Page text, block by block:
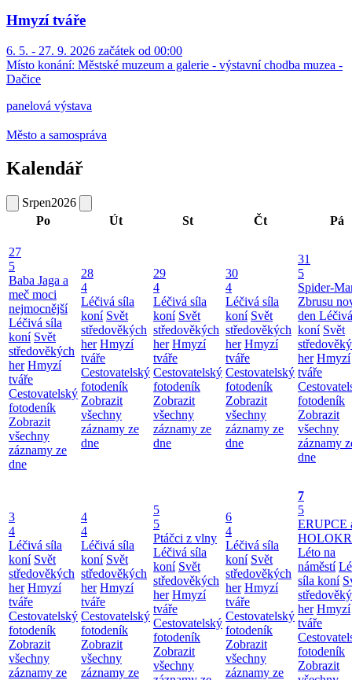
Hmyzí tváře
6. 5. - 27. 9. 2026 začátek od 00:00
Místo konání: Městské muzeum a galerie - výstavní chodba muzea -
Dačice
panelová výstava
Město a samospráva
Kalendář
Srpen2026
Po
Út St Čt Pá
27
5
Baba Jaga a
meč moci
nejmocnější
Léčivá síla
koní Svět
středověkých
her Hmyzí
tváře
Cestovatelský
fotodeník
Zobrazit
všechny
záznamy ze
dne
28
4
Léčivá síla
koní Svět
středověkých
her Hmyzí
tváře
Cestovatelský
fotodeník
Zobrazit
všechny
záznamy ze
dne
29
4
Léčivá síla
koní Svět
středověkých
her Hmyzí
tváře
Cestovatelský
fotodeník
Zobrazit
všechny
záznamy ze
dne
30
4
Léčivá síla
koní Svět
středověkých
her Hmyzí
tváře
Cestovatelský
fotodeník
Zobrazit
všechny
záznamy ze
dne
31
5
Spider-
Zbrusu
den
koní Svět
her Hmyzí
tváře
fotodeník
Zobrazit
všechny
záznamy
dne
3
4
Léčivá síla
koní Svět
středověkých
her Hmyzí
tváře
Cestovatelský
fotodeník
Zobrazit
všechny
záznamy ze
4
4
Léčivá síla
koní Svět
středověkých
her Hmyzí
tváře
Cestovatelský
fotodeník
Zobrazit
všechny
záznamy ze
5
5
Ptáčci z vlny
Léčivá síla
koní Svět
středověkých
her Hmyzí
tváře
Cestovatelský
fotodeník
Zobrazit
všechny
6
4
Léčivá síla
koní Svět
středověkých
her Hmyzí
tváře
Cestovatelský
fotodeník
Zobrazit
všechny
záznamy ze
7
5
ERUPCE
Léto na
náměstí
síla koní
her Hmyzí
tváře
fotodeník
Zobrazit